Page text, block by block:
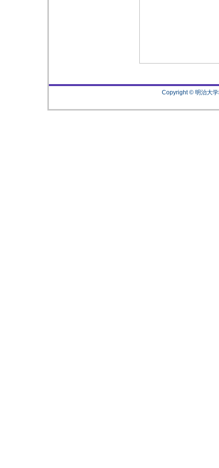
Copyright © 明治大